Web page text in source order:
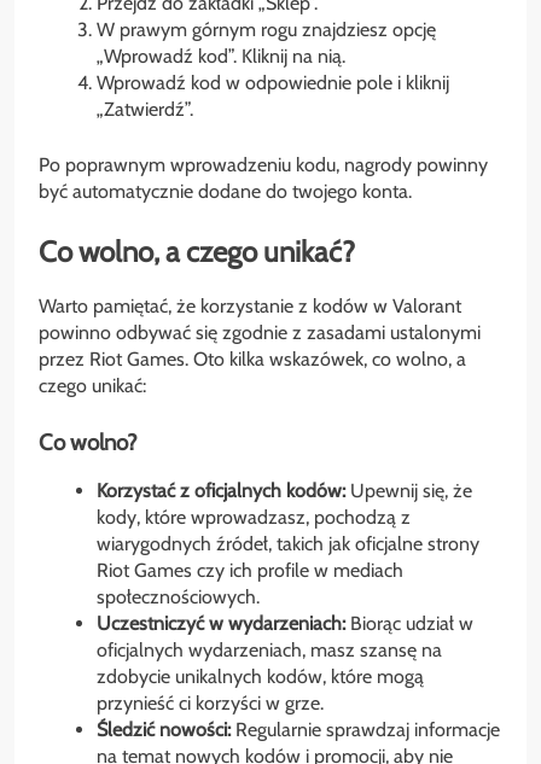
W prawym górnym rogu znajdziesz opcję
„Wprowadź kod”. Kliknij na nią.
Wprowadź kod w odpowiednie pole i kliknij
„Zatwierdź”.
Po poprawnym wprowadzeniu kodu, nagrody powinny
być automatycznie dodane do twojego konta.
Co wolno, a czego unikać?
Warto pamiętać, że korzystanie z kodów w Valorant
powinno odbywać się zgodnie z zasadami ustalonymi
przez Riot Games. Oto kilka wskazówek, co wolno, a
czego unikać:
Co wolno?
Korzystać z oficjalnych kodów:Upewnij się, że
kody, które wprowadzasz, pochodzą z
wiarygodnych źródeł, takich jak oficjalne strony
Riot Games czy ich profile w mediach
społecznościowych.
Uczestniczyć w wydarzeniach:Biorąc udział w
oficjalnych wydarzeniach, masz szansę na
zdobycie unikalnych kodów, które mogą
przynieść ci korzyści w grze.
Śledzić nowości:Regularnie sprawdzaj informacje
na temat nowych kodów i promocji, aby nie